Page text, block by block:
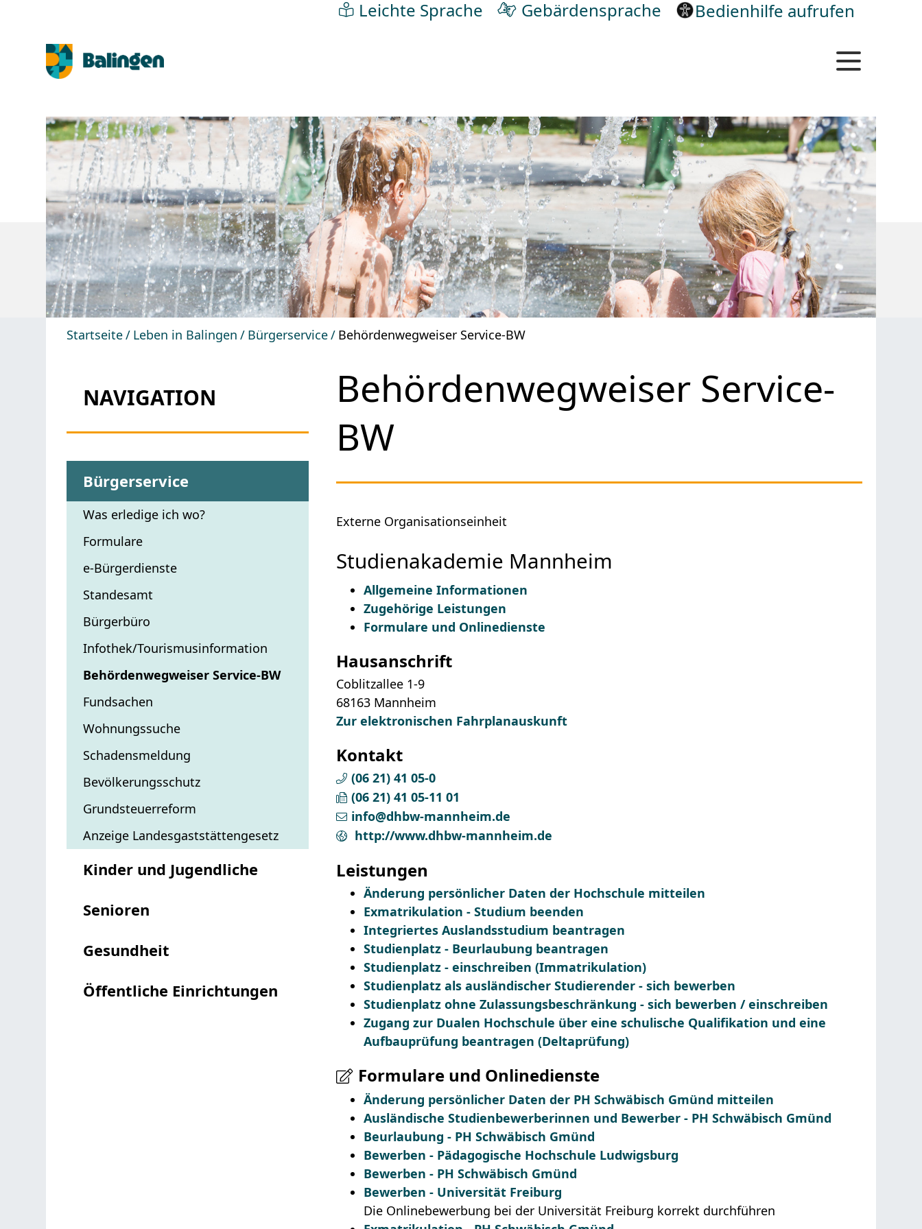
Leichte Sprache Gebärdensprache Bedienhilfe aufrufen
Startseite Leben in Balingen Bürgerservice Behördenwegweiser Service-BW
NAVIGATION
Bürgerservice
Was erledige ich wo?
Formulare
e-Bürgerdienste
Standesamt
Bürgerbüro
Infothek/Tourismusinformation
Behördenwegweiser Service-BW
Fundsachen
Wohnungssuche
Schadensmeldung
Bevölkerungsschutz
Grundsteuerreform
Anzeige Landesgaststättengesetz
Kinder und Jugendliche
Senioren
Gesundheit
Öffentliche Einrichtungen
Behördenwegweiser Service-
BW
Externe Organisationseinheit
Studienakademie Mannheim
Allgemeine Informationen
Zugehörige Leistungen
Formulare und Onlinedienste
Hausanschrift
Coblitzallee 1-9
68163 Mannheim
Zur elektronischen Fahrplanauskunft
Kontakt
(06 21) 41 05-0
(06 21) 41 05-11 01
info@dhbw-mannheim.de
http://www.dhbw-mannheim.de
Leistungen
Änderung persönlicher Daten der Hochschule mitteilen
Exmatrikulation - Studium beenden
Integriertes Auslandsstudium beantragen
Studienplatz - Beurlaubung beantragen
Studienplatz - einschreiben (Immatrikulation)
Studienplatz als ausländischer Studierender - sich bewerben
Studienplatz ohne Zulassungsbeschränkung - sich bewerben / einschreiben
Zugang zur Dualen Hochschule über eine schulische Qualifikation und eine
Aufbauprüfung beantragen (Deltaprüfung)
Formulare und Onlinedienste
Änderung persönlicher Daten der PH Schwäbisch Gmünd mitteilen
Ausländische Studienbewerberinnen und Bewerber - PH Schwäbisch Gmünd
Beurlaubung - PH Schwäbisch Gmünd
Bewerben - Pädagogische Hochschule Ludwigsburg
Bewerben - PH Schwäbisch Gmünd
Bewerben - Universität Freiburg
Die Onlinebewerbung bei der Universität Freiburg korrekt durchführen